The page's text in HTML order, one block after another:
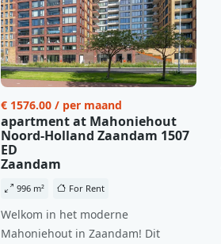
€ 1576.00 / per maand
apartment at Mahoniehout
Noord-Holland Zaandam 1507
ED
Zaandam
996 m² For Rent
Welkom in het moderne
Mahoniehout in Zaandam! Dit